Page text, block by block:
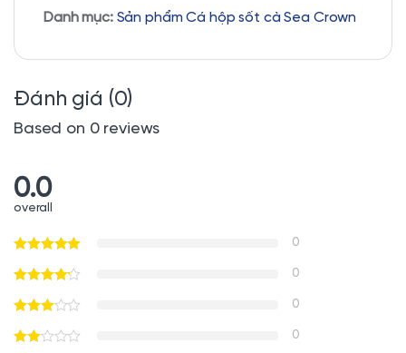
Danh mục: Sản phẩm Cá hộp sốt cà Sea Crown
Đánh giá (0)
Based on 0 reviews
0.0
overall
0
0
0
0